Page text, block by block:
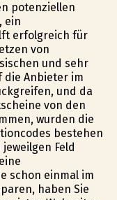
potenziellen
ein
erfolgreich für
von
und sehr
die Anbieter im
und da
von den
wurden die
bestehen
Feld
schon einmal im
haben Sie